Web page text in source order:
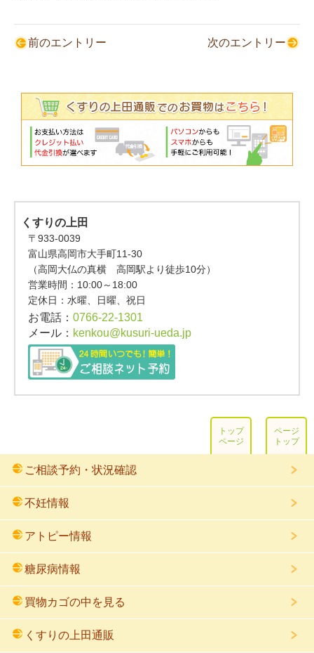
前のエントリー 次のエントリー
くすりの上田
〒933-0039
富山県高岡市大手町11-30
（高岡大仏の真横 高岡駅より徒歩10分）
営業時間： 10:00～18:00
定休日：水曜、日曜、祝日
お電話： 0766-22-1301
メール： kenkou@kusuri-ueda.jp
ページ
トップ
トップ
ページ
ご相談予約・状況確認
不妊情報
アトピー情報
糖尿病情報
買物カゴの中を見る
くすりの上田通販